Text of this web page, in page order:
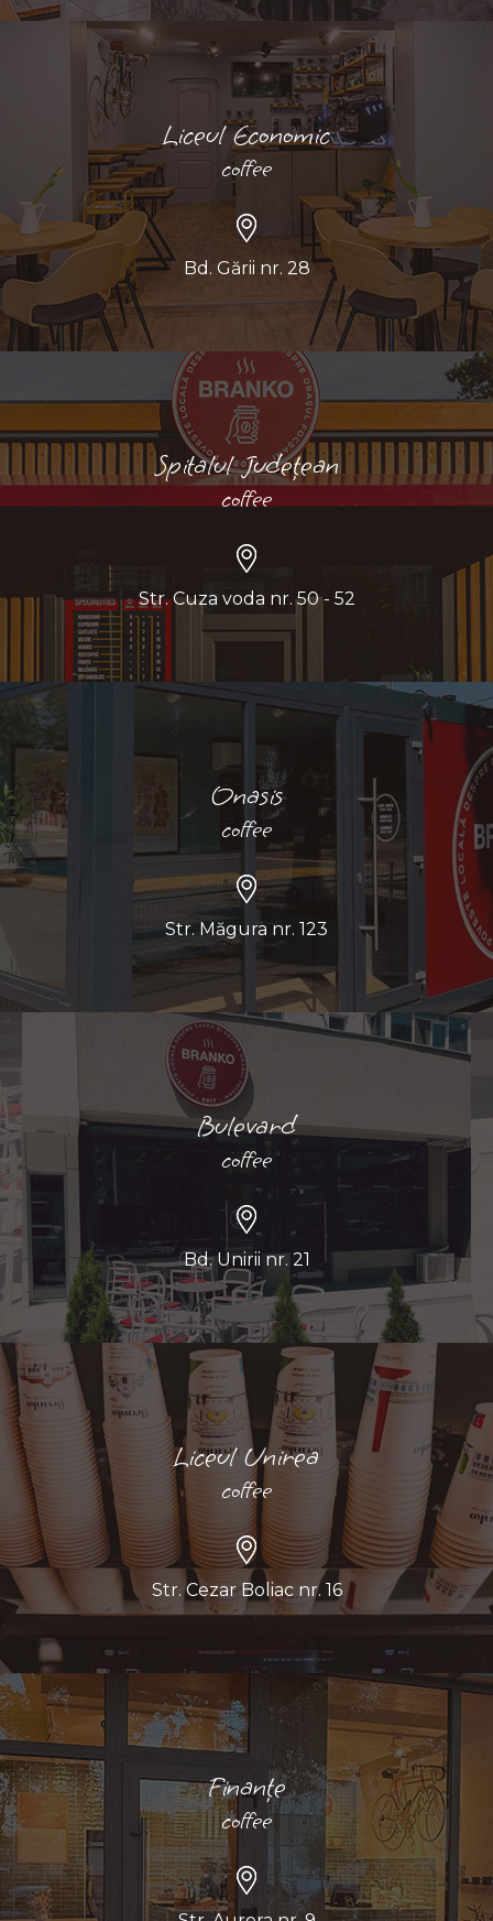
Liceul Economic
coffee
Bd. Gării nr. 28
Spitalul Județean
coffee
Str. Cuza voda nr. 50 - 52
Onasis
coffee
Str. Măgura nr. 123
Bulevard
coffee
Bd. Unirii nr. 21
Liceul Unirea
coffee
Str. Cezar Boliac nr. 16
Finanțe
coffee